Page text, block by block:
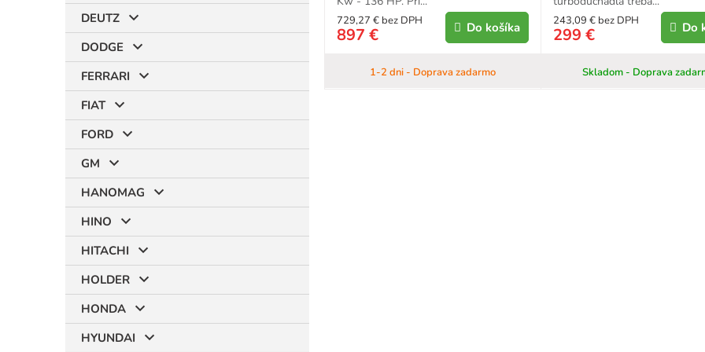
DEUTZ
DODGE
FERRARI
FIAT
FORD
GM
HANOMAG
HINO
HITACHI
HOLDER
HONDA
HYUNDAI
1-2 dni - Doprava zadarmo
729,27 € bez DPH
897 € Do košíka
Skladom - Doprava
243,09 € bez DPH
299 € Do